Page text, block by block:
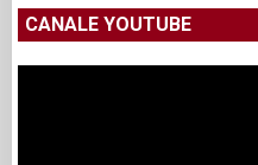
CANALE YOUTUBE